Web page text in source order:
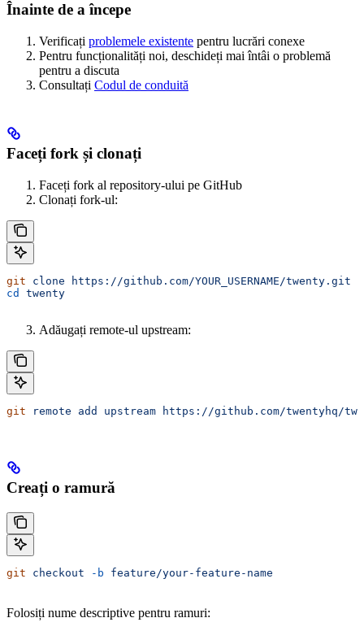
Înainte de a începe
Verificați problemele existente pentru lucrări conexe
Pentru funcționalități noi, deschideți mai întâi o problemă
pentru a discuta
Consultați Codul de conduită
Faceți fork și clonați
Faceți fork al repository-ului pe GitHub
Clonați fork-ul:
git clone https://github.com/YOUR_USERNAME/twenty.git
cd
twenty
Adăugați remote-ul upstream:
git remote add upstream https://github.com/twentyhq/
Creați o ramură
git checkout -b feature/your-feature-name
Folosiți nume descriptive pentru ramuri: